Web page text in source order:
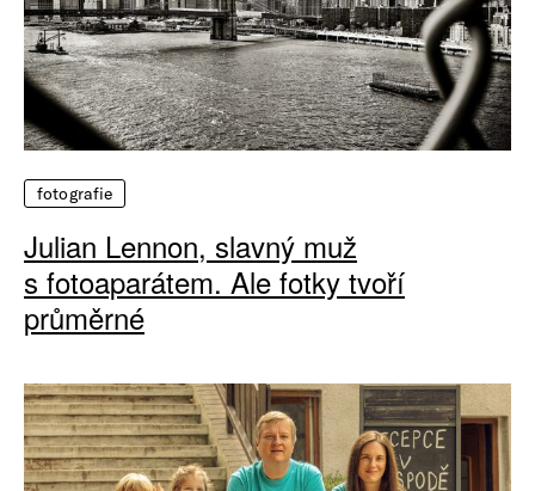
fotografie
Julian Lennon, slavný muž
s fotoaparátem. Ale fotky tvoří
průměrné